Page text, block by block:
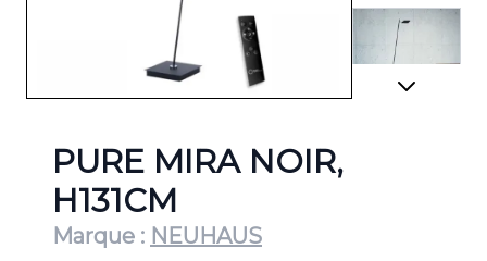
View
PURE MIRA NOIR,
H131CM
Marque : NEUHAUS